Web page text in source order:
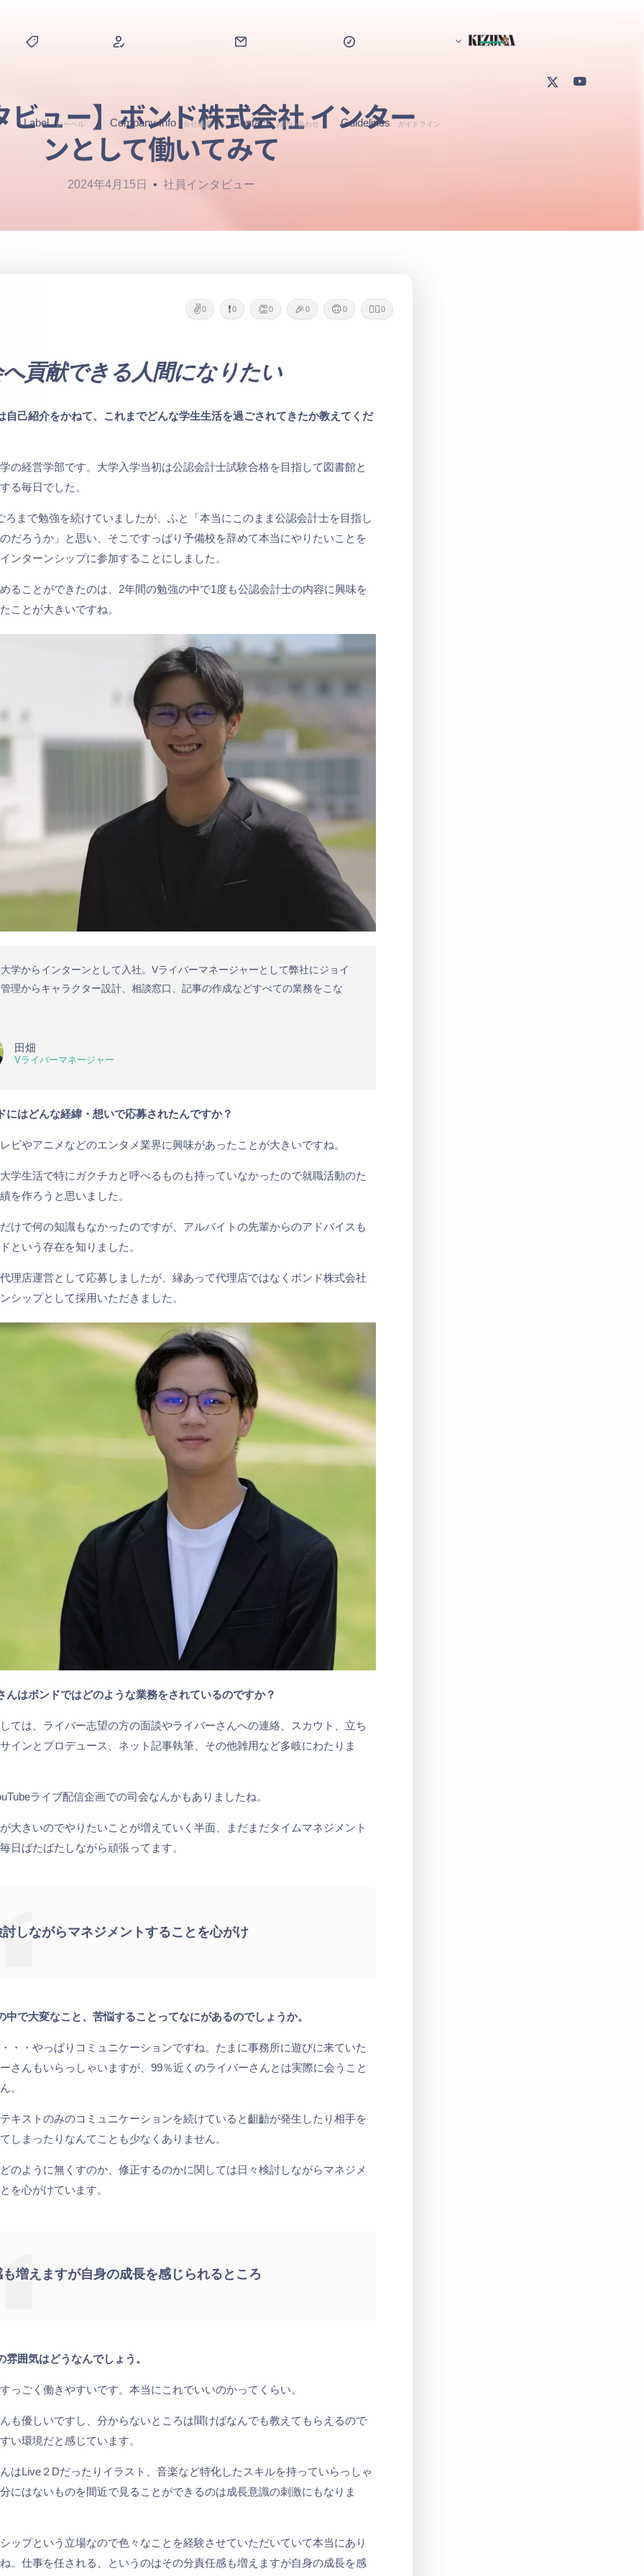
Label レーベル Company Info 会社概要 Contact お問い合わせ Guidelines ガイドライン
Present Guideline プレゼント/特典ガイドライン
Security Policy
ビュー】ボンド株式会社 インター
ンとして働いてみて
2024年4月15日 社員インタビュー
✌️0 ❗0 👏0 🎉0 🙃0 🙇‍♂️0
貢献できる人間になりたい
自己紹介をかねて、これまでどんな学生生活を過ごされてきたか教えてくだ
の経営学部です。大学入学当初は公認会計士試験合格を目指して図書館と
る毎日でした。
ろまで勉強を続けていましたが、ふと「本当にこのまま公認会計士を目指し
だろうか」と思い、そこですっぱり予備校を辞めて本当にやりたいことを
ンターンシップに参加することにしました。
ることができたのは、2年間の勉強の中で1度も公認会計士の内容に興味を
ことが大きいですね。
学からインターンとして入社。Vライバーマネージャーとして弊社にジョイ
理からキャラクター設計、相談窓口、記事の作成などすべての業務をこな
田畑
Vライバーマネージャー
にはどんな経緯・想いで応募されたんですか？
ビやアニメなどのエンタメ業界に興味があったことが大きいですね。
学生活で特にガクチカと呼べるものも持っていなかったので就職活動のた
を作ろうと思いました。
けで何の知識もなかったのですが、アルバイトの先輩からのアドバイスも
という存在を知りました。
理店運営として応募しましたが、縁あって代理店ではなくボンド株式会社
シップとして採用いただきました。
んはボンドではどのような業務をされているのですか？
ては、ライバー志望の方の面談やライバーさんへの連絡、スカウト、立ち
インとプロデュース、ネット記事執筆、その他雑用など多岐にわたりま
ライブ配信企画での司会なんかもありましたね。
大きいのでやりたいことが増えていく半面、まだまだタイムマネジメント
日ばたばたしながら頑張ってます。
しながらマネジメントすることを心がけ
中で大変なこと、苦悩することってなにがあるのでしょうか。
・・やっぱりコミュニケーションですね。たまに事務所に遊びに来ていた
さんもいらっしゃいますが、99％近くのライバーさんとは実際に会うこと
。
キストのみのコミュニケーションを続けていると齟齬が発生したり相手を
しまったりなんてことも少なくありません。
のように無くすのか、修正するのかに関しては日々検討しながらマネジメ
を心がけています。
増えますが自身の成長を感じられるところ
雰囲気はどうなんでしょう。
っごく働きやすいです。本当にこれでいいのかってくらい。
も優しいですし、分からないところは聞けばなんでも教えてもらえるので
い環境だと感じています。
はLive２Dだったりイラスト、音楽など特化したスキルを持っていらっしゃ
にはないものを間近で見ることができるのは成長意識の刺激にもなりま
ップという立場なので色々なことを経験させていただいていて本当にあり
。仕事を任される、というのはその分責任感も増えますが自身の成長を感